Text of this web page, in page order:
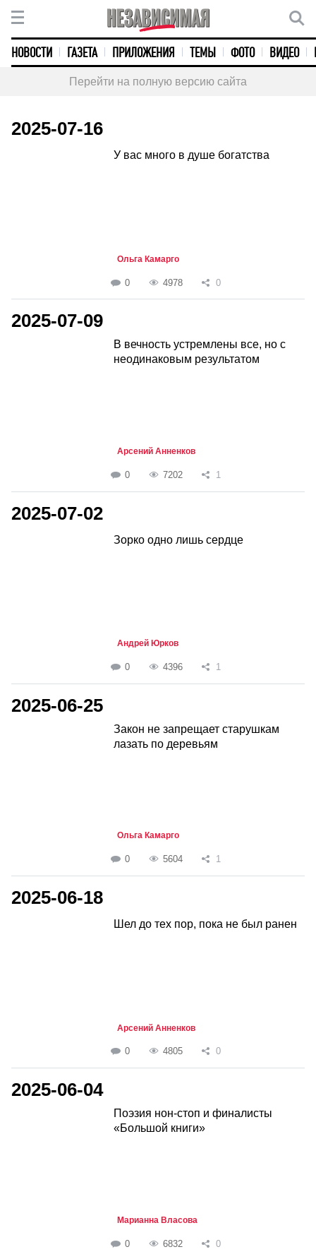
НОВОСТИ ГАЗЕТА ПРИЛОЖЕНИЯ ТЕМЫ ФОТО ВИДЕО
Перейти на полную версию сайта
2025-07-16
У вас много в душе богатства
Ольга Камарго
0 4978 0
2025-07-09
В вечность устремлены все, но с
неодинаковым результатом
Арсений Анненков
0 7202 1
2025-07-02
Зорко одно лишь сердце
Андрей Юрков
0 4396 1
2025-06-25
Закон не запрещает старушкам
лазать по деревьям
Ольга Камарго
0 5604 1
2025-06-18
Шел до тех пор, пока не был ранен
Арсений Анненков
0 4805 0
2025-06-04
Поэзия нон-стоп и финалисты
«Большой книги»
Марианна Власова
0 6832 0